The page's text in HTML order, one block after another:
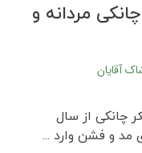
مردانه و
آقایان
چانکی از سال